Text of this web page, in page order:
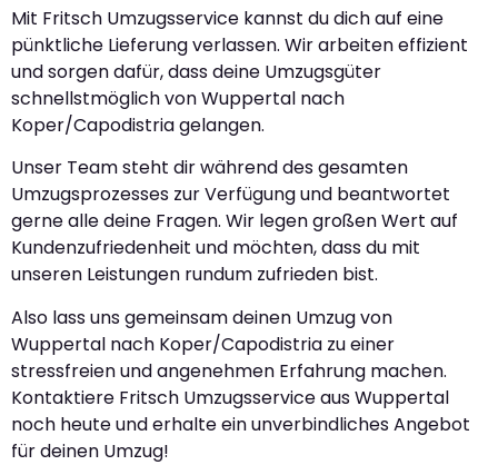
Mit Fritsch Umzugsservice kannst du dich auf eine
pünktliche Lieferung verlassen. Wir arbeiten effizient
und sorgen dafür, dass deine Umzugsgüter
schnellstmöglich von Wuppertal nach
Koper/Capodistria gelangen.
Unser Team steht dir während des gesamten
Umzugsprozesses zur Verfügung und beantwortet
gerne alle deine Fragen. Wir legen großen Wert auf
Kundenzufriedenheit und möchten, dass du mit
unseren Leistungen rundum zufrieden bist.
Also lass uns gemeinsam deinen Umzug von
Wuppertal nach Koper/Capodistria zu einer
stressfreien und angenehmen Erfahrung machen.
Kontaktiere Fritsch Umzugsservice aus Wuppertal
noch heute und erhalte ein unverbindliches Angebot
für deinen Umzug!